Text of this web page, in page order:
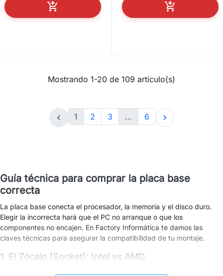
 AÑADIR AL CARRITO  AÑADIR AL
Mostrando 1-20 de 109 artículo(s)
 1 2 3 … 6 
Guía técnica para comprar la placa base
correcta
La placa base conecta el procesador, la memoria y el disco duro.
Elegir la incorrecta hará que el PC no arranque o que los
componentes no encajen. En Factory Informática te damos las
claves técnicas para asegurar la compatibilidad de tu montaje.
1. El Zócalo (Socket): Intel vs AMD